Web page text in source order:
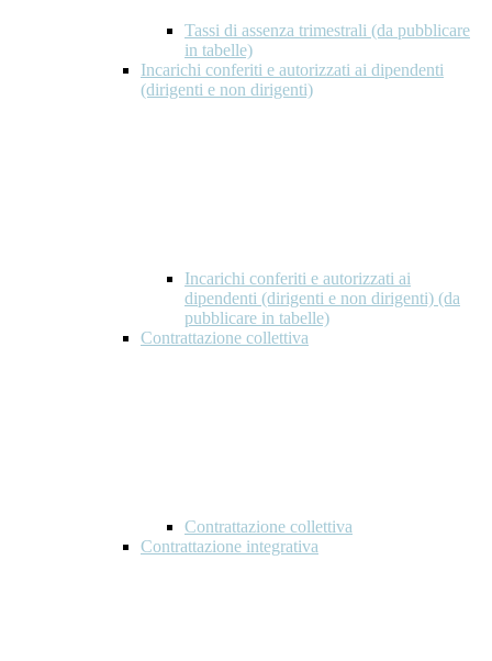
Tassi di assenza trimestrali (da pubblicare
in tabelle)
Incarichi conferiti e autorizzati ai dipendenti
(dirigenti e non dirigenti)
Incarichi conferiti e autorizzati ai
dipendenti (dirigenti e non dirigenti) (da
pubblicare in tabelle)
Contrattazione collettiva
Contrattazione collettiva
Contrattazione integrativa